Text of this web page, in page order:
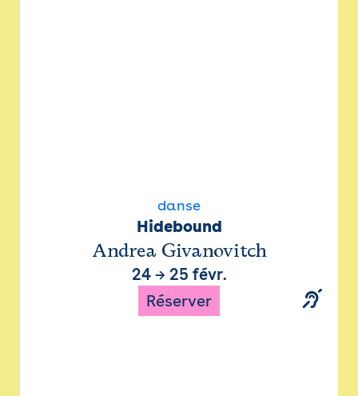
danse
Hidebound
Andrea Givanovitch
24→ 25 févr.
Réserver